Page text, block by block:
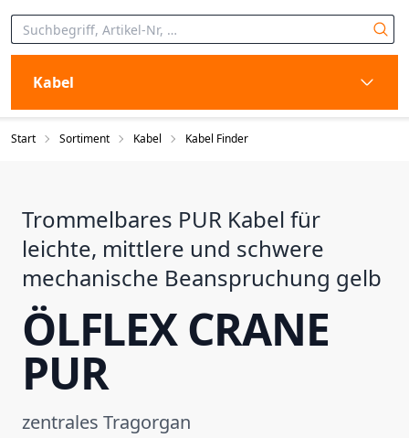
Kabel
Start Sortiment Kabel Kabel Finder
Trommelbares PUR Kabel für
leichte, mittlere und schwere
mechanische Beanspruchung gelb
ÖLFLEX CRANE
PUR
zentrales Tragorgan